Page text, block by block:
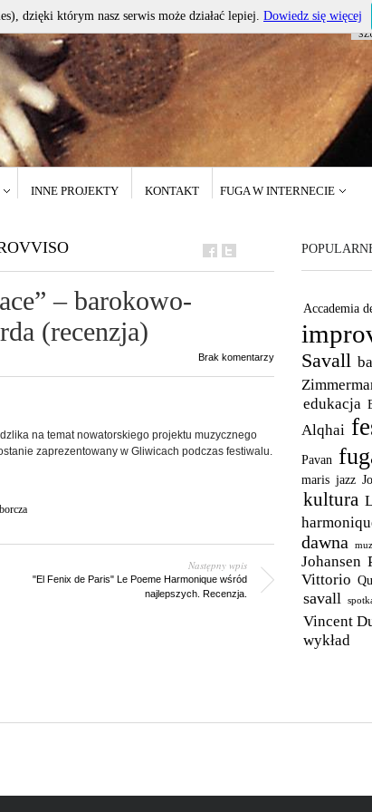
INNE PROJEKTY KONTAKT FUGA W INTERNECIE
– barokowo-
(recenzja)
Brak komentarzy
na temat nowatorskiego projektu muzycznego
zaprezentowany w Gliwicach podczas festiwalu.
Następny wpis
"El Fenix de Paris" Le Poeme Harmonique wśród
najlepszych. Recenzja.
Accademia
Savall
edukacja
Alqhai
Pavan
maris jazz
kultura
dawna
Johansen
Vittorio
savall
Vincent
wykład
dzięki którym nasz serwis może działać lepiej. Dowiedz się więcej